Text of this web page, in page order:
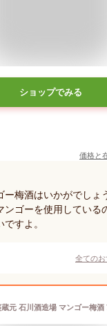
ショップでみる
価格と
ー梅酒はいかがでしょ
ンゴーを使用している
すよ。
全てのお